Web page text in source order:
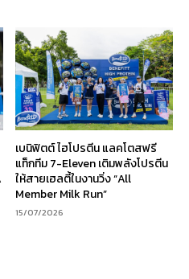
เบนิฟิตต์ ไฮโปรตีน แลคโตสฟรี
แท็กทีม 7-Eleven เติมพลังโปรตีน
ให้สายเฮลตี้ในงานวิ่ง “All
Member Milk Run”
15/07/2026